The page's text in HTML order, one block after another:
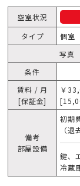
空室状況
タイプ
個室
写真
条件
賃料 / 月
[保証金]
￥
備考
部屋設備
初期
（
鍵、
冷蔵